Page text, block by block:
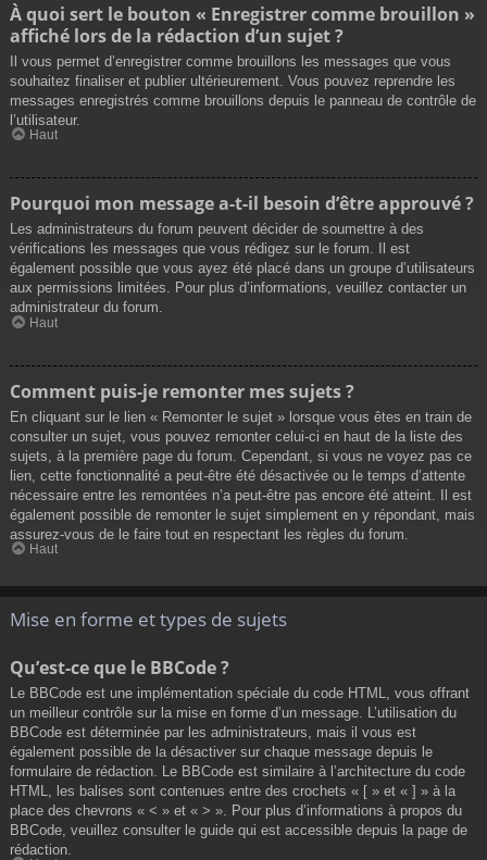
À quoi sert le bouton « Enregistrer comme brouillon »
affiché lors de la rédaction d’un sujet ?
Il vous permet d’enregistrer comme brouillons les messages que vous
souhaitez finaliser et publier ultérieurement. Vous pouvez reprendre les
messages enregistrés comme brouillons depuis le panneau de contrôle de
l’utilisateur.
Haut
Pourquoi mon message a-t-il besoin d’être approuvé ?
Les administrateurs du forum peuvent décider de soumettre à des
vérifications les messages que vous rédigez sur le forum. Il est
également possible que vous ayez été placé dans un groupe d’utilisateurs
aux permissions limitées. Pour plus d’informations, veuillez contacter un
administrateur du forum.
Haut
Comment puis-je remonter mes sujets ?
En cliquant sur le lien « Remonter le sujet » lorsque vous êtes en train de
consulter un sujet, vous pouvez remonter celui-ci en haut de la liste des
sujets, à la première page du forum. Cependant, si vous ne voyez pas ce
lien, cette fonctionnalité a peut-être été désactivée ou le temps d’attente
nécessaire entre les remontées n’a peut-être pas encore été atteint. Il est
également possible de remonter le sujet simplement en y répondant, mais
assurez-vous de le faire tout en respectant les règles du forum.
Haut
Mise en forme et types de sujets
Qu’est-ce que le BBCode ?
Le BBCode est une implémentation spéciale du code HTML, vous offrant
un meilleur contrôle sur la mise en forme d’un message. L’utilisation du
BBCode est déterminée par les administrateurs, mais il vous est
également possible de la désactiver sur chaque message depuis le
formulaire de rédaction. Le BBCode est similaire à l’architecture du code
HTML, les balises sont contenues entre des crochets « [ » et « ] » à la
place des chevrons « < » et « > ». Pour plus d’informations à propos du
BBCode, veuillez consulter le guide qui est accessible depuis la page de
rédaction.